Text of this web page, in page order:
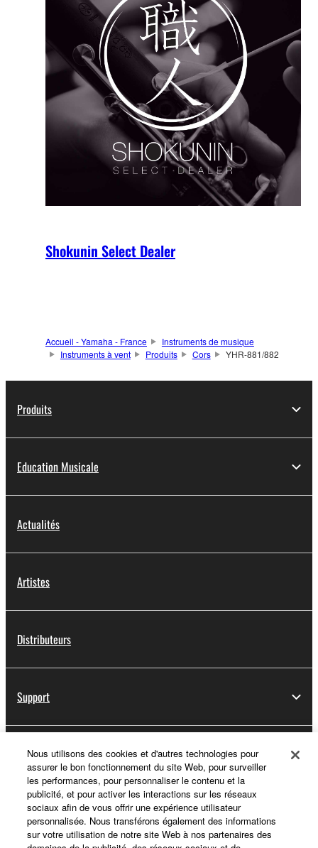
Shokunin Select Dealer
Accueil - Yamaha - France
Instruments de musique
Instruments à vent
Produits Cors YHR-881/882
Produits
Education Musicale
Actualités
Artistes
Distributeurs
Support
Yamaha Music ID - Enregistrement
A propos de Yamaha
Nous utilisons des cookies et d'autres technologies pour
assurer le bon fonctionnement du site Web, pour surveiller
les performances, pour personnaliser le contenu et la
publicité, et pour activer les interactions sur les réseaux
sociaux afin de vous offrir une expérience utilisateur
personnalisée. Nous transférons également des informations
sur votre utilisation de notre site Web à nos partenaires des